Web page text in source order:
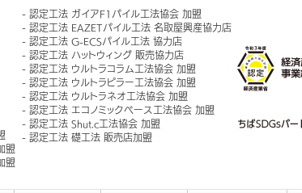
盟
盟
認定工法 ガイアF1パイル工法協会 加盟
認定工法 EAZETパイル工法 名取屋興産協力店
認定工法 G-ECSパイル工法 協力店
認定工法 ハットウィング 販売協力店
認定工法 ウルトラコラム工法協会 加盟
認定工法 ウルトラピラー工法協会 加盟
認定工法 ウルトラネオ工法協会 加盟
認定工法 エコノミックベース工法協会 加盟
認定工法 Shut.c工法協会 加盟
認定工法 礎工法 販売店加盟